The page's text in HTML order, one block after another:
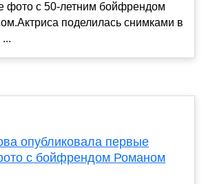
фото с 50-летним бойфрендом
поделилась снимками в
опубликовала первые
с бойфрендом Романом